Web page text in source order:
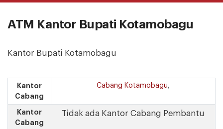
ATM Kantor Bupati Kotamobagu
Kantor Bupati Kotamobagu
Kantor
Cabang
Cabang Kotamobagu,
Kantor
Cabang
Tidak ada Kantor Cabang Pembantu